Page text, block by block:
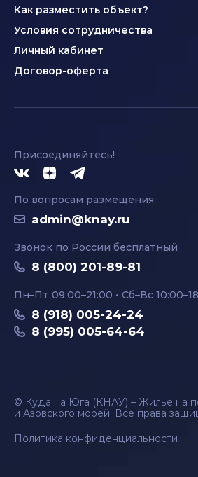
Как разместить объект?
Условия сотрудничества
Личный кабинет
Договор-оферта
Присоединяйтесь!
По вопросам размещения
admin@knay.ru
Звонок по России бесплатный
8 (800) 201-89-81
Пн–Пт 09:00–21:00 • Сб–Вс
8 (918) 005-24-24
8 (995) 005-64-64
© Куда на Юга (КНАУ) – Жилье на
и Азовского морей. Все права
Политика конфиденциальности